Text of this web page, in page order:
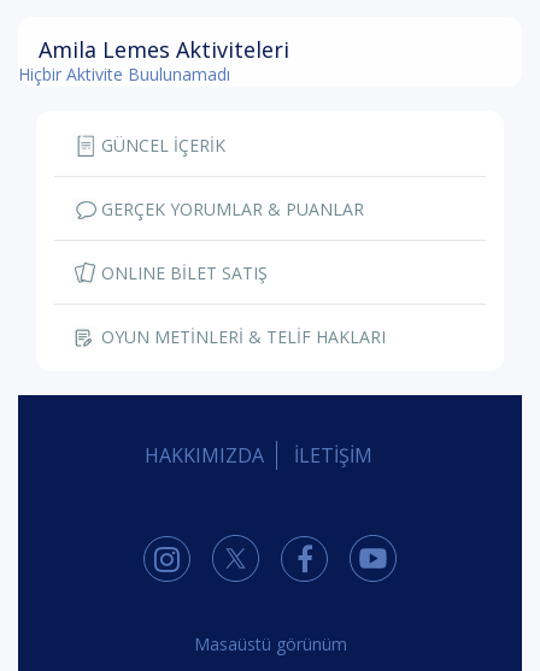
Amila Lemes Aktiviteleri
Hiçbir Aktivite Buulunamadı
GÜNCEL İÇERİK
GERÇEK YORUMLAR & PUANLAR
ONLINE BİLET SATIŞ
OYUN METİNLERİ & TELİF HAKLARI
HAKKIMIZDA İLETİŞİM
Masaüstü görünüm